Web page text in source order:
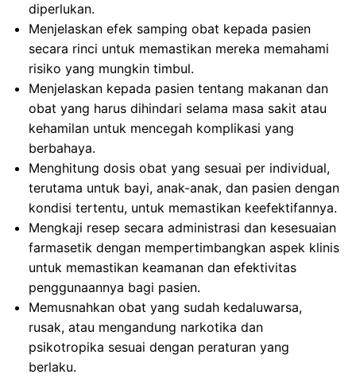
diperlukan.
Menjelaskan efek samping obat kepada pasien
secara rinci untuk memastikan mereka memahami
risiko yang mungkin timbul.
Menjelaskan kepada pasien tentang makanan dan
obat yang harus dihindari selama masa sakit atau
kehamilan untuk mencegah komplikasi yang
berbahaya.
Menghitung dosis obat yang sesuai per individual,
terutama untuk bayi, anak-anak, dan pasien dengan
kondisi tertentu, untuk memastikan keefektifannya.
Mengkaji resep secara administrasi dan kesesuaian
farmasetik dengan mempertimbangkan aspek klinis
untuk memastikan keamanan dan efektivitas
penggunaannya bagi pasien.
Memusnahkan obat yang sudah kedaluwarsa,
rusak, atau mengandung narkotika dan
psikotropika sesuai dengan peraturan yang
berlaku.